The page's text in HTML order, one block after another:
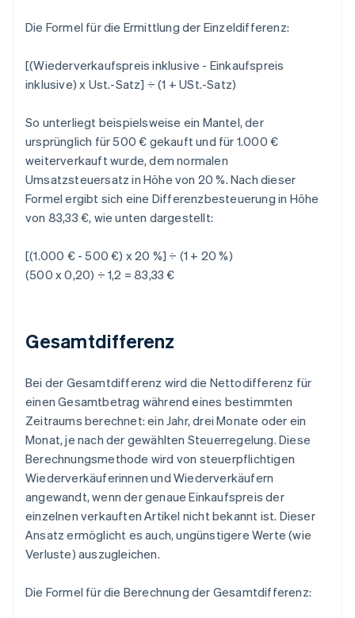
Die Formel für die Ermittlung der Einzeldifferenz:
[(Wiederverkaufspreis inklusive - Einkaufspreis
inklusive) x Ust.-Satz] ÷ (1 + USt.-Satz)
So unterliegt beispielsweise ein Mantel, der
ursprünglich für 500 € gekauft und für 1.000 €
weiterverkauft wurde, dem normalen
Umsatzsteuersatz in Höhe von 20 %. Nach dieser
Formel ergibt sich eine Differenzbesteuerung in Höhe
von 83,33 €, wie unten dargestellt:
[(1.000 € - 500 €) x 20 %] ÷ (1 + 20 %)
(500 x 0,20) ÷ 1,2 = 83,33 €
Gesamtdifferenz
Bei der Gesamtdifferenz wird die Nettodifferenz für
einen Gesamtbetrag während eines bestimmten
Zeitraums berechnet: ein Jahr, drei Monate oder ein
Monat, je nach der gewählten Steuerregelung. Diese
Berechnungsmethode wird von steuerpflichtigen
Wiederverkäuferinnen und Wiederverkäufern
angewandt, wenn der genaue Einkaufspreis der
einzelnen verkauften Artikel nicht bekannt ist. Dieser
Ansatz ermöglicht es auch, ungünstigere Werte (wie
Verluste) auszugleichen.
Die Formel für die Berechnung der Gesamtdifferenz: